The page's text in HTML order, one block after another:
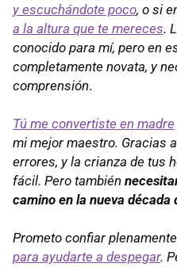
y escuchándote poco, o si
a la altura que te mereces.
conocido para mí, pero en
completamente novata, y
comprensión.
Tú me convertiste en madre
mi mejor maestro. Gracias
errores, y la crianza de tus
fácil. Pero también
camino en la nueva década
Prometo confiar
para ayudarte a despegar.